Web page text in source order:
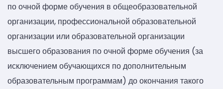
по очной форме обучения в общеобразовательной
организации, профессиональной образовательной
организации или образовательной организации
высшего образования по очной форме обучения (за
исключением обучающихся по дополнительным
образовательным программам) до окончания такого